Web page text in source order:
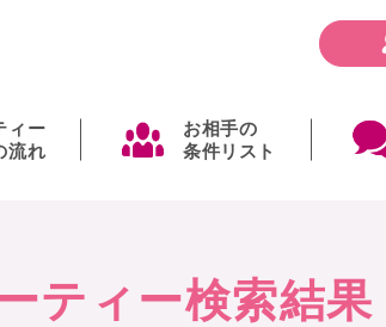
ィー
流れ
お相手の
条件リスト
ティー検索結果